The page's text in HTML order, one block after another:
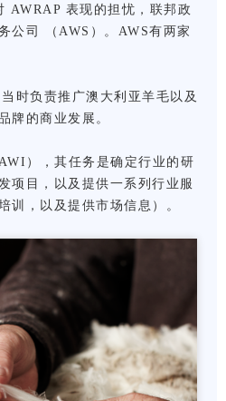
AWRAP 表现的担忧，联邦政
公司 （AWS）。AWS有两家
时负责推广澳大利亚羊毛以及
牌的商业发展。
），其任务是确定行业的研
项目，以及提供一系列行业服
训，以及提供市场信息）。